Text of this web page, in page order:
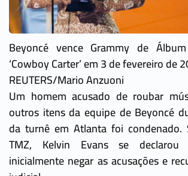
Beyoncé vence Grammy de
‘Cowboy Carter’ em 3 de fevereiro de
REUTERS/Mario Anzuoni
Um homem acusado de roubar
outros itens da equipe de Beyoncé
da turnê em Atlanta foi condenado.
TMZ, Kelvin Evans se declarou
inicialmente negar as acusações e